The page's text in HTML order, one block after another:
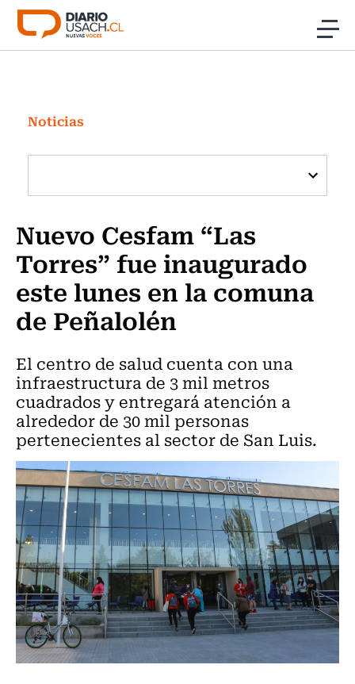
Click acá para ir directamente al contenido
Investigación
Cultura
Programas Radio y TV Usach
Noticias
Nuevo Cesfam “Las
Torres” fue inaugurado
este lunes en la comuna
de Peñalolén
El centro de salud cuenta con una
infraestructura de 3 mil metros
cuadrados y entregará atención a
alrededor de 30 mil personas
pertenecientes al sector de San Luis.